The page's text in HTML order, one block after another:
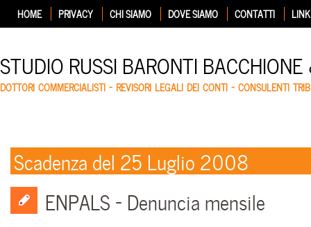
HOME PRIVACY CHI SIAMO DOVE SIAMO CONTATTI LINK
STUDIO RUSSI BARONTI
DOTTORI COMMERCIALISTI – REVISORI LEGALI DEI CONTI – CONSULENTI
Scadenza del 25 Luglio 2008
ENPALS – Denuncia mensile